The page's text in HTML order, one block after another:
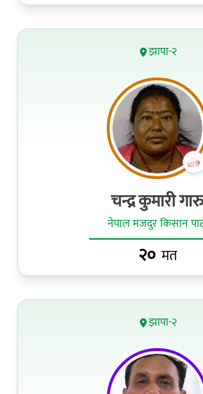
झापा-२
चन्द्र कुमारी गारु
नेपाल मजदुर किसान
२० मत
झापा-२